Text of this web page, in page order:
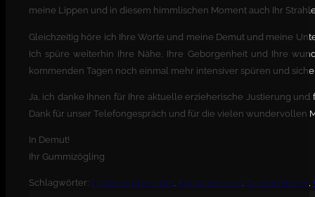
meine Lippen und in diesem himmlischen Moment auch Ihr
Gleichzeitig höre ich Ihre Worte und meine Demut und meine
Ich spüre weiterhin Ihre Nähe, Ihre Geborgenheit und Ihre
kommenden Tagen noch einmal mehr intensiver spüren und
Ja, ich danke Ihnen für Ihre aktuelle erzieherische Justierung
Dank für unser Telefongespräch und für die vielen wundervollen
In Demut!
Ihr Gummizögling
Schlagwörter: Erfahrungsberichte Kontrollverlust Telefon Herrin